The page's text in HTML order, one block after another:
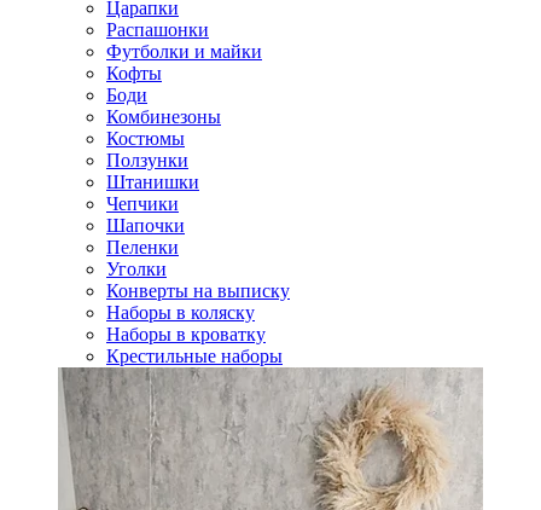
Царапки
Распашонки
Футболки и майки
Кофты
Боди
Комбинезоны
Костюмы
Ползунки
Штанишки
Чепчики
Шапочки
Пеленки
Уголки
Конверты на выписку
Наборы в коляску
Наборы в кроватку
Крестильные наборы